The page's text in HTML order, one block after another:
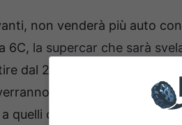
non venderà più auto
6C, la supercar che sarà
dal 2026. Il marchio del
tolti i veli il prossimo
quelli che sono i primati